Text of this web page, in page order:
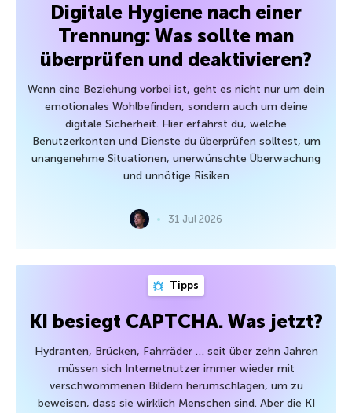
Digitale Hygiene nach einer
Trennung: Was sollte man
überprüfen und deaktivieren?
Wenn eine Beziehung vorbei ist, geht es nicht nur um dein
emotionales Wohlbefinden, sondern auch um deine
digitale Sicherheit. Hier erfährst du, welche
Benutzerkonten und Dienste du überprüfen solltest, um
unangenehme Situationen, unerwünschte Überwachung
und unnötige Risiken
31 Jul 2026
Tipps
KI besiegt CAPTCHA. Was jetzt?
Hydranten, Brücken, Fahrräder … seit über zehn Jahren
müssen sich Internetnutzer immer wieder mit
verschwommenen Bildern herumschlagen, um zu
beweisen, dass sie wirklich Menschen sind. Aber die KI